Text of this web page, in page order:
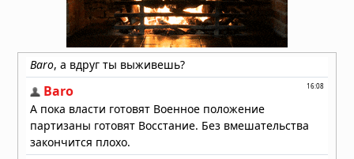
05.08.2026 в 07:54
Расшифрованный свиток рассказал
о последних часах Платона
05.08.2026 в 07:15